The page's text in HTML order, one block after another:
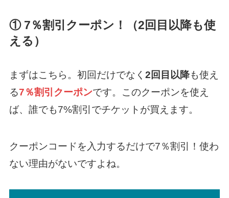
① 7％割引クーポン！（2回目以降も使
える）
まずはこちら。初回だけでなく 2回目以降も使え
る7％割引クーポンです。このクーポンを使え
ば、誰でも7%割引でチケットが買えます。
クーポンコードを入力するだけで7％割引！使わ
ない理由がないですよね。